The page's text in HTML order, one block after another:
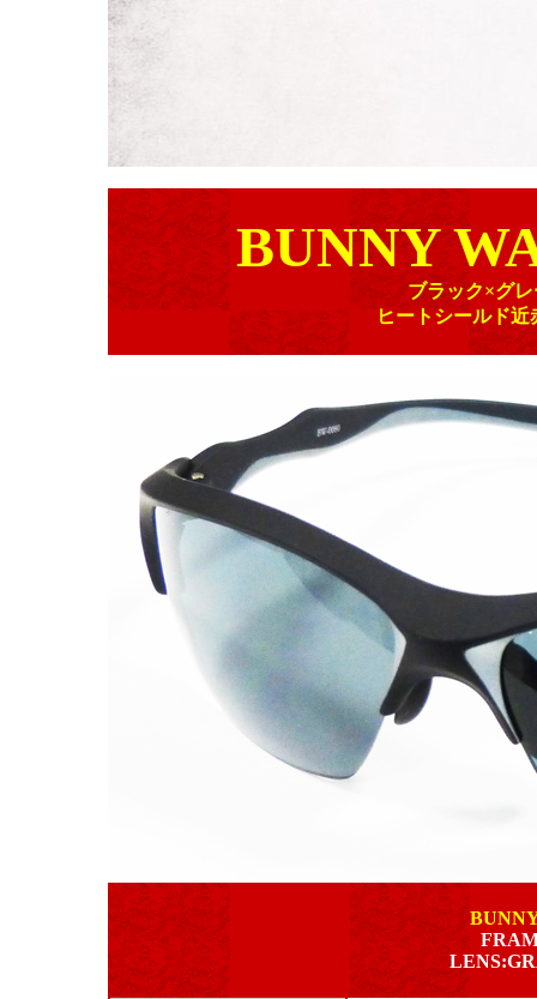
BUNNY
ブラック×グ
ヒートシールド